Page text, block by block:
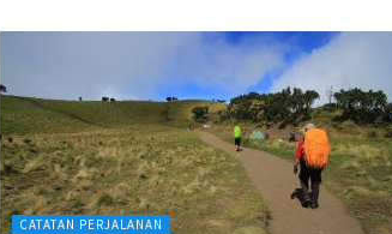
CATATAN PERJALANAN